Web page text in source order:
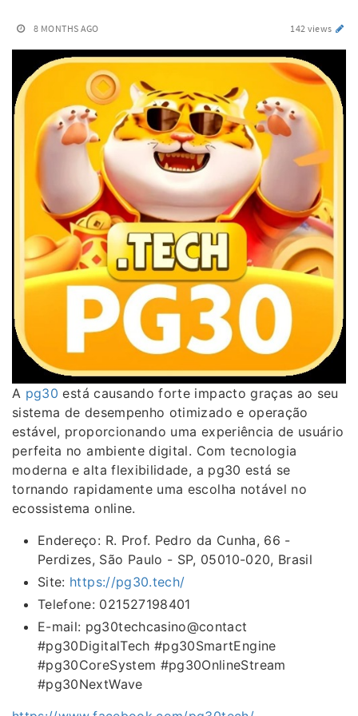
8 MONTHS AGO 142 views
A pg30 está causando forte impacto graças ao seu
sistema de desempenho otimizado e operação
estável, proporcionando uma experiência de usuário
perfeita no ambiente digital. Com tecnologia
moderna e alta flexibilidade, a pg30 está se
tornando rapidamente uma escolha notável no
ecossistema online.
Endereço: R. Prof. Pedro da Cunha, 66 -
Perdizes, São Paulo - SP, 05010-020, Brasil
Site: https://pg30.tech/
Telefone: 021527198401
E-mail: pg30techcasino@contact
#pg30DigitalTech #pg30SmartEngine
#pg30CoreSystem #pg30OnlineStream
#pg30NextWave